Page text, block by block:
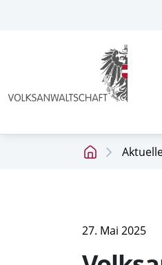
zur
Startseite
27. Mai 2025